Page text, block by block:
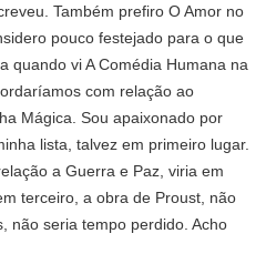
Também prefiro O Amor no
pouco festejado para o que
quando vi A Comédia Humana na
com relação ao
Mágica. Sou apaixonado por
lista, talvez em primeiro lugar.
a Guerra e Paz, viria em
terceiro, a obra de Proust, não
não seria tempo perdido. Acho